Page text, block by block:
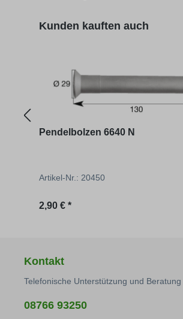
Produktgalerie überspringen
Kunden kauften auch
Pendelbolzen 6640 N
Artikel-Nr.: 20450
Regulärer Preis:
2,90 € *
Kontakt
Telefonische Unterstützung und Beratung
08766 93250